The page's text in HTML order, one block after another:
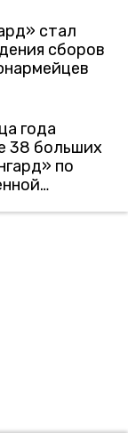
стал
сборов
года
38 больших
по